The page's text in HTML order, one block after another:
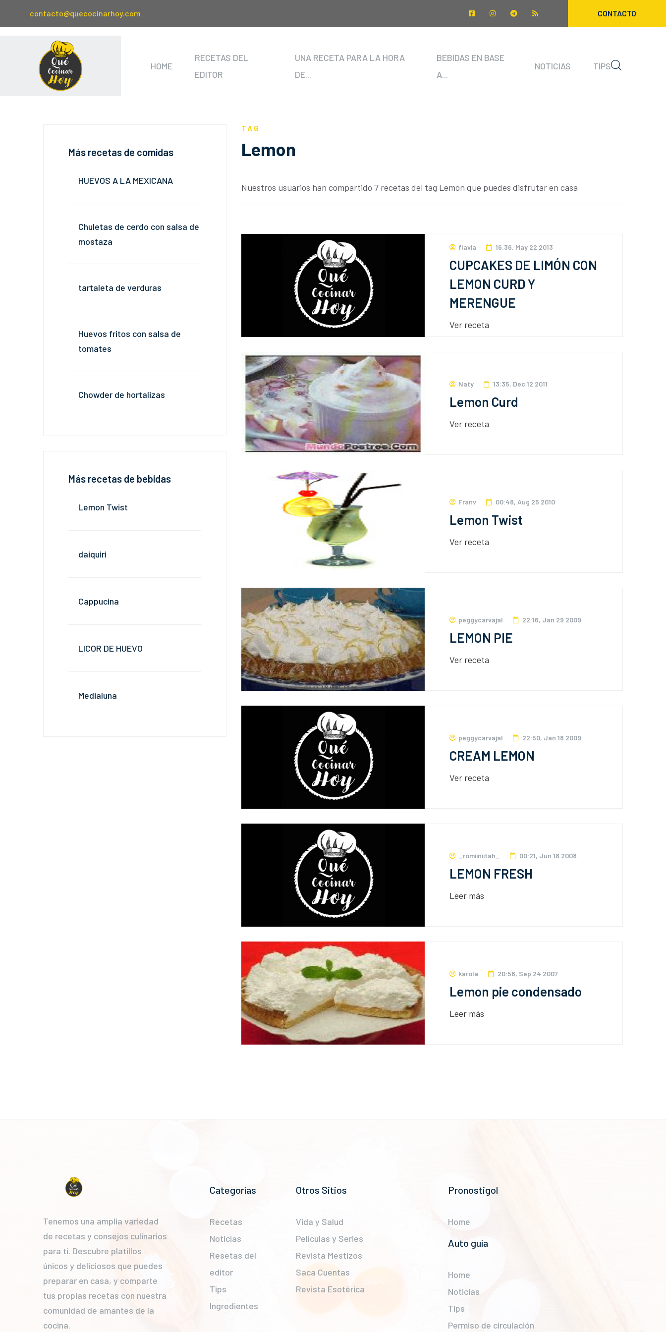
contacto@quecocinarhoy.com CONTACTO
HOME
RECETAS DEL
EDITOR
UNA RECETA PARA LA HORA
DE...
BEBIDAS EN BASE
A...
NOTICIAS TIPS
Más recetas de comidas
HUEVOS A LA MEXICANA
Chuletas de cerdo con salsa de
mostaza
tartaleta de verduras
Huevos fritos con salsa de
tomates
Chowder de hortalizas
Más recetas de bebidas
Lemon Twist
daiquiri
Cappucina
LICOR DE HUEVO
Medialuna
TAG
Lemon
Nuestros usuarios han compartido 7 recetas del tag Lemon que puedes disfrutar en casa
flavia 16:36, May 22 2013
CUPCAKES DE LIMÓN CON
LEMON CURD Y
MERENGUE
Ver receta
Naty 13:35, Dec 12 2011
Lemon Curd
Ver receta
Franv 00:48, Aug 25 2010
Lemon Twist
Ver receta
peggycarvajal 22:16, Jan 29 2009
LEMON PIE
Ver receta
peggycarvajal 22:50, Jan 18 2009
CREAM LEMON
Ver receta
_romiiniitah_ 00:21, Jun 18 2008
LEMON FRESH
Leer más
karola 20:56, Sep 24 2007
Lemon pie condensado
Leer más
Tenemos una amplia variedad
de recetas y consejos culinarios
para ti. Descubre platillos
únicos y deliciosos que puedes
preparar en casa, y comparte
tus propias recetas con nuestra
comunidad de amantes de la
cocina.
Categorías
Recetas
Noticias
Resetas del
editor
Tips
Ingredientes
Otros Sitios
Vida y Salud
Películas y Series
Revista Mestizos
Saca Cuentas
Revista Esotérica
Pronostigol
Home
Auto guía
Home
Noticias
Tips
Permiso de circulación